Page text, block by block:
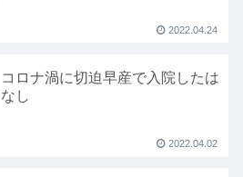
2022.04.24
コロナ渦に切迫早産で入院したは
なし
2022.04.02